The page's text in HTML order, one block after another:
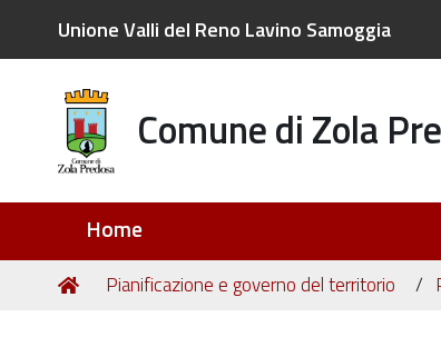
Unione Valli del Reno Lavino Samoggia
Comune di Zola
Home
Tu
Home
Pianificazione e governo del territorio